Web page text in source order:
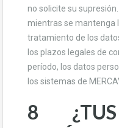
no solicite su
mientras se mantenga
tratamiento de los
los plazos legales de
período, los datos
los sistemas de
8 ¿TUS